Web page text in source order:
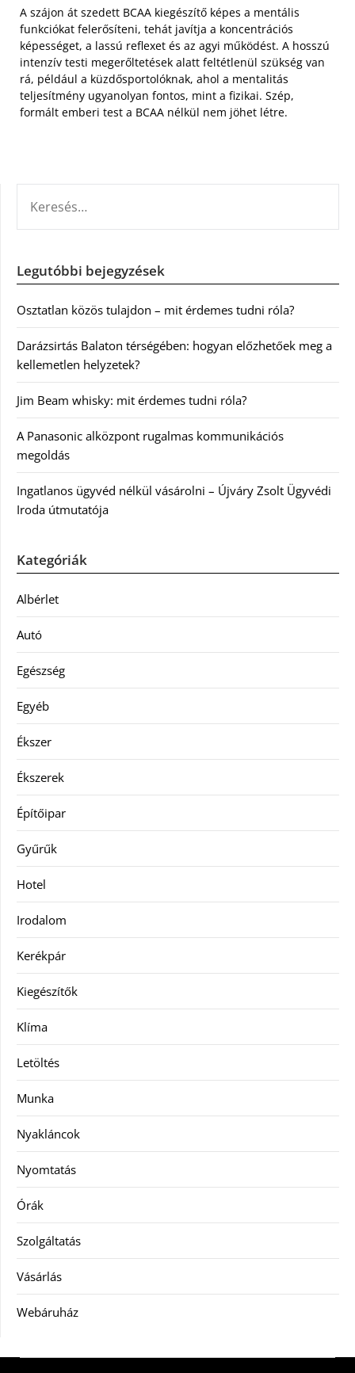
A szájon át szedett BCAA kiegészítő képes a mentális
funkciókat felerősíteni, tehát javítja a koncentrációs
képességet, a lassú reflexet és az agyi működést. A hosszú
intenzív testi megerőltetések alatt feltétlenül szükség van
rá, például a küzdősportolóknak, ahol a mentalitás
teljesítmény ugyanolyan fontos, mint a fizikai. Szép,
formált emberi test a BCAA nélkül nem jöhet létre.
Legutóbbi bejegyzések
Osztatlan közös tulajdon – mit érdemes tudni róla?
Darázsirtás Balaton térségében: hogyan előzhetőek meg a
kellemetlen helyzetek?
Jim Beam whisky: mit érdemes tudni róla?
A Panasonic alközpont rugalmas kommunikációs
megoldás
Ingatlanos ügyvéd nélkül vásárolni – Újváry Zsolt Ügyvédi
Iroda útmutatója
Kategóriák
Albérlet
Autó
Egészség
Egyéb
Ékszer
Ékszerek
Építőipar
Gyűrűk
Hotel
Irodalom
Kerékpár
Kiegészítők
Klíma
Letöltés
Munka
Nyakláncok
Nyomtatás
Órák
Szolgáltatás
Vásárlás
Webáruház